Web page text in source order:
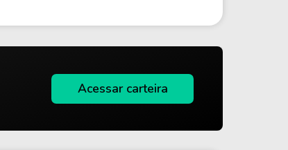
Acessar carteira